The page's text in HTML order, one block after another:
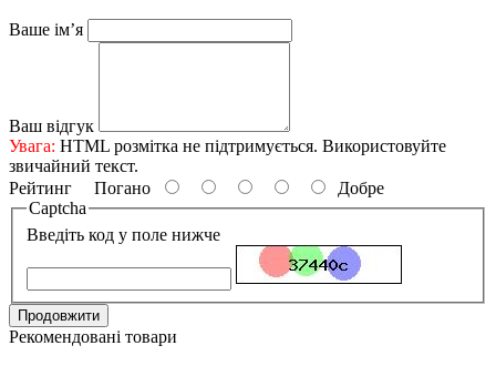
Ваше ім’я
Ваш відгук
Увага: HTML розмітка не підтримується. Використовуйте
звичайний текст.
Рейтинг Погано
Добре
Captcha
Введіть код у поле нижче
Продовжити
Рекомендовані товари